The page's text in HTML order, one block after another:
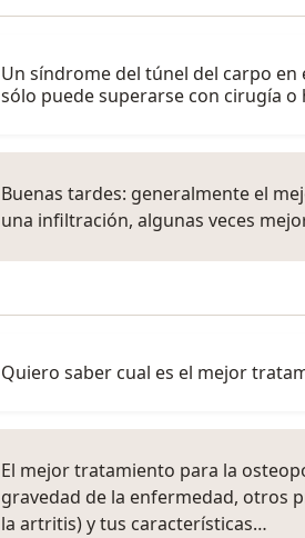
Un síndrome del túnel del carpo
sólo puede superarse con cirugía
Buenas tardes: generalmente el
una infiltración, algunas veces
Quiero saber cual es el mejor
El mejor tratamiento para la
gravedad de la enfermedad, otros
la artritis) y tus características…